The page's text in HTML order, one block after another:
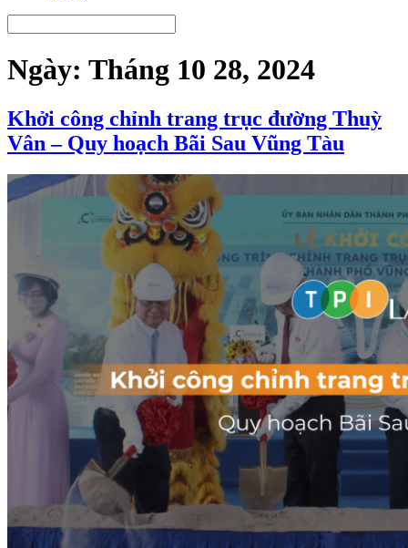
Ngày: Tháng 10 28, 2024
Khởi công chỉnh trang trục đường Thuỳ
Vân – Quy hoạch Bãi Sau Vũng Tàu